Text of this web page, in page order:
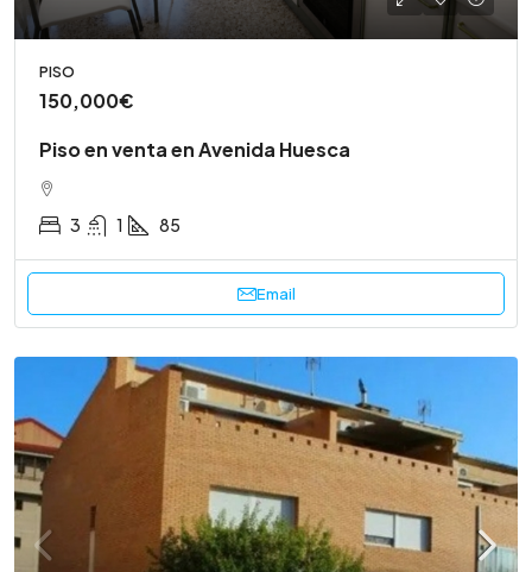
PISO
150,000€
Piso en venta en Avenida Huesca
3 1 85
Email